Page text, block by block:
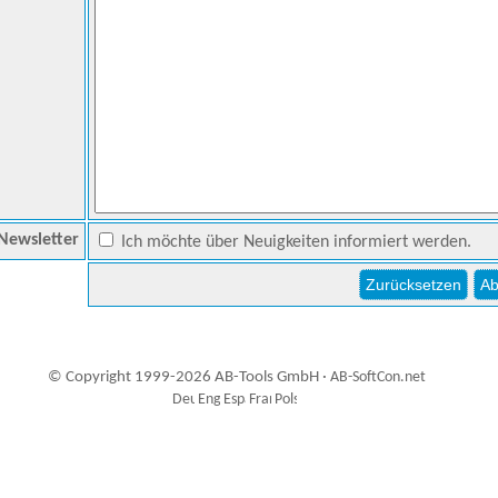
Newsletter Ich möchte über Neuigkeiten informiert werden.
© Copyright 1999-2026 AB-Tools GmbH · AB-SoftCon.net